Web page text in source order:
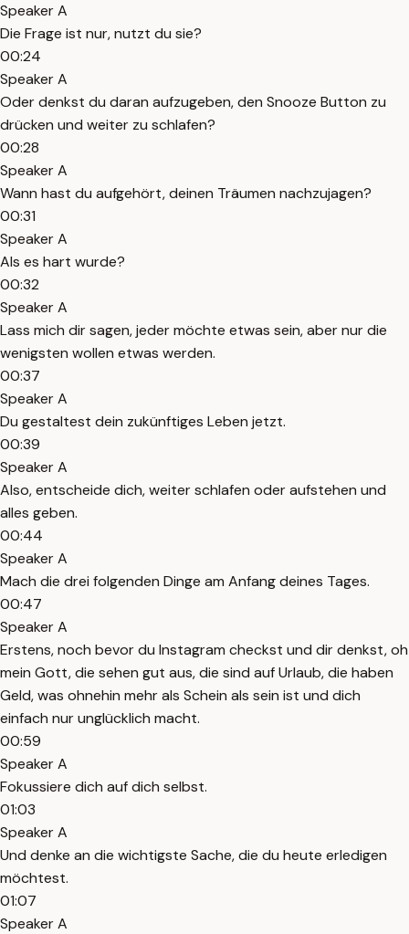
Speaker A
Die Frage ist nur, nutzt du sie?
00:24
Speaker A
Oder denkst du daran aufzugeben, den Snooze Button zu
drücken und weiter zu schlafen?
00:28
Speaker A
Wann hast du aufgehört, deinen Träumen nachzujagen?
00:31
Speaker A
Als es hart wurde?
00:32
Speaker A
Lass mich dir sagen, jeder möchte etwas sein, aber nur die
wenigsten wollen etwas werden.
00:37
Speaker A
Du gestaltest dein zukünftiges Leben jetzt.
00:39
Speaker A
Also, entscheide dich, weiter schlafen oder aufstehen und
alles geben.
00:44
Speaker A
Mach die drei folgenden Dinge am Anfang deines Tages.
00:47
Speaker A
Erstens, noch bevor du Instagram checkst und dir denkst, oh
mein Gott, die sehen gut aus, die sind auf Urlaub, die haben
Geld, was ohnehin mehr als Schein als sein ist und dich
einfach nur unglücklich macht.
00:59
Speaker A
Fokussiere dich auf dich selbst.
01:03
Speaker A
Und denke an die wichtigste Sache, die du heute erledigen
möchtest.
01:07
Speaker A